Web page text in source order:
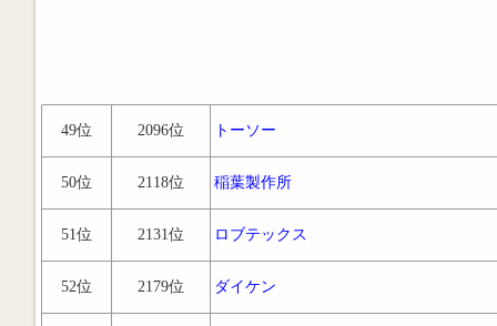
49位 2096位 トーソー
50位 2118位 稲葉製作所
51位 2131位 ロブテックス
52位 2179位 ダイケン